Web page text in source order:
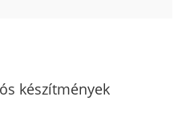
készítmények